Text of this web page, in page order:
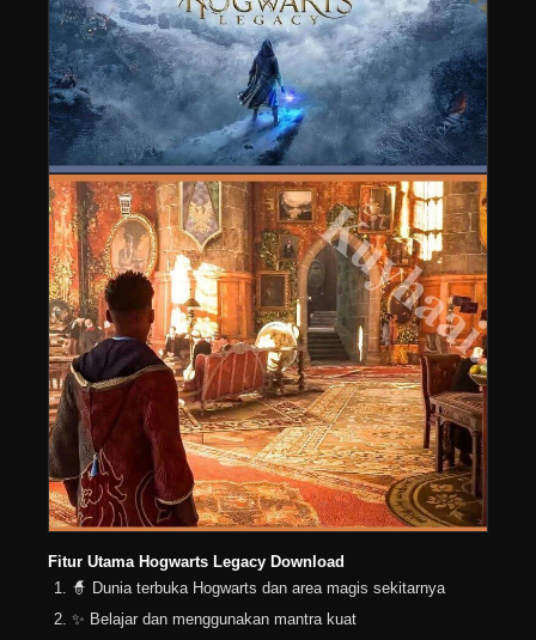
Fitur Utama Hogwarts Legacy Download
🧙 Dunia terbuka Hogwarts dan area magis sekitarnya
✨ Belajar dan menggunakan mantra kuat